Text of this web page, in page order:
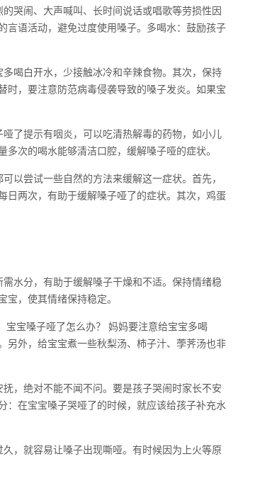
哭闹、大声喊叫、长时间说话或唱歌等劳损性因
言语活动，避免过度使用嗓子。多喝水：鼓励孩子
喝白开水，少接触冰冷和辛辣食物。其次，保持
时，要注意防范病毒侵袭导致的嗓子发炎。如果宝
了提示有咽炎，可以吃清热解毒的药物，如小儿
次的喝水能够清洁口腔，缓解嗓子哑的症状。
以尝试一些自然的方法来缓解这一症状。首先，
日两次，有助于缓解嗓子哑了的症状。其次，鸡蛋
水分，有助于缓解嗓子干燥和不适。保持情绪稳
，使其情绪保持稳定。
宝嗓子哑了怎么办？ 妈妈要注意给宝宝多喝
另外，给宝宝煮一些秋梨汤、柿子汁、荸荠汤也非
，绝对不能不闻不问。要是孩子哭闹时家长不安
：在宝宝嗓子哭哑了的时候，就应该给孩子补充水
，就容易让嗓子出现嘶哑。有时候因为上火等原